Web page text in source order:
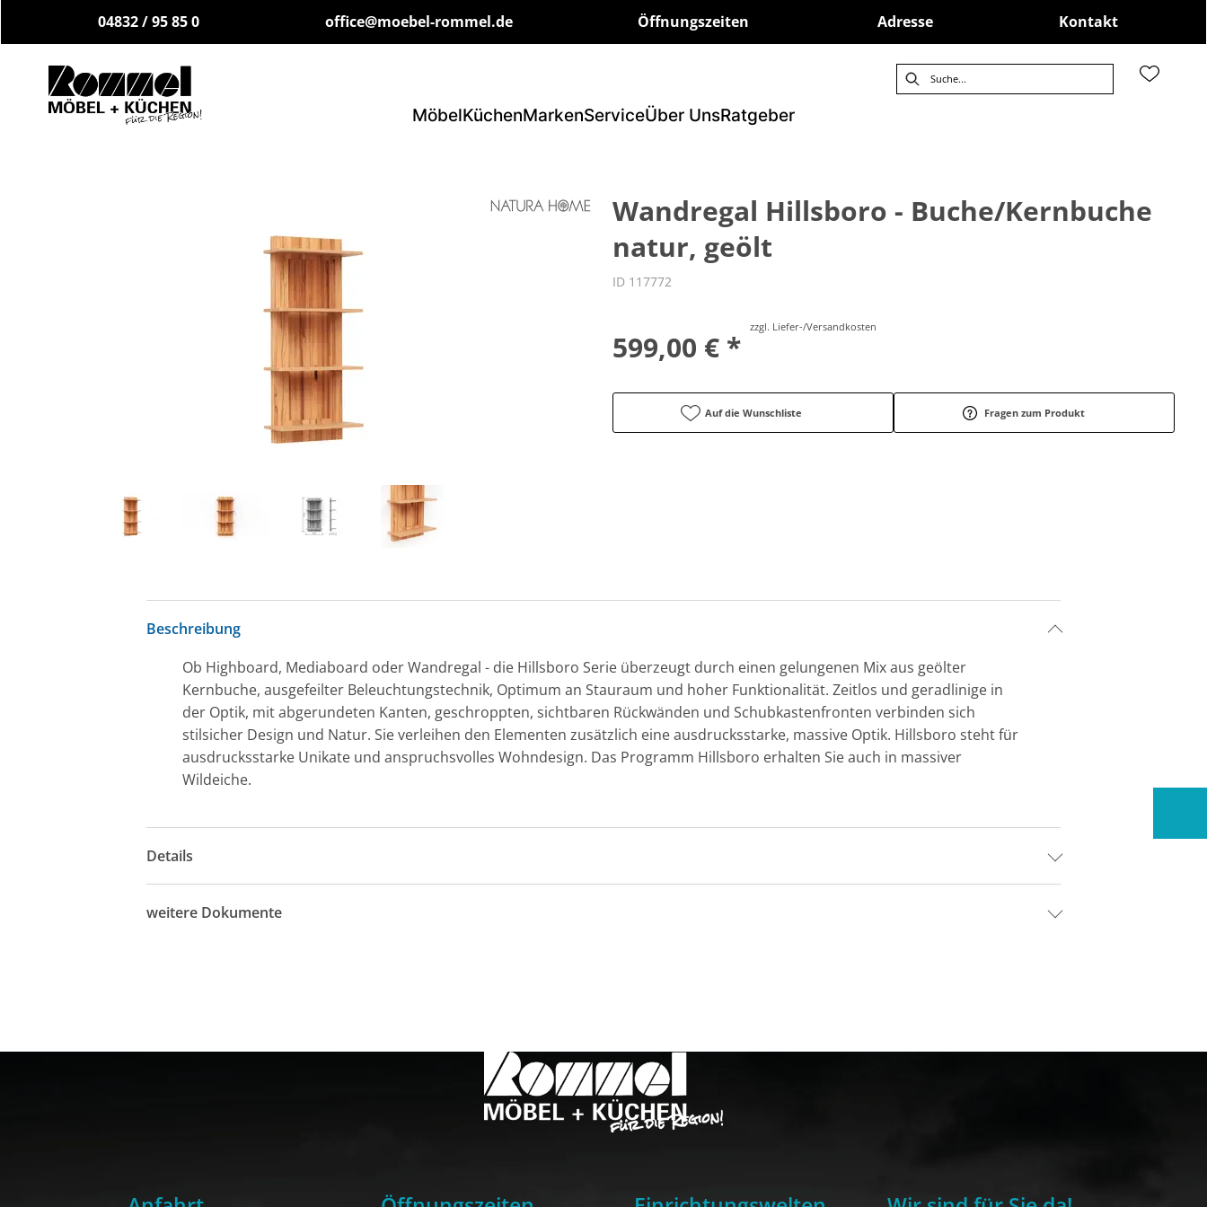
04832 / 95 85 0 office@moebel-rommel.de Öffnungszeiten Adresse Kontakt
MöbelKüchenMarkenServiceÜber UnsRatgeber
Wandregal Hillsboro - Buche/Kernbuche
natur, geölt
ID 117772
599,00 € *
zzgl. Liefer-/Versandkosten
Auf die Wunschliste Fragen zum Produkt
Beschreibung
Ob Highboard, Mediaboard oder Wandregal - die Hillsboro Serie überzeugt durch einen gelungenen Mix aus geölter
Kernbuche, ausgefeilter Beleuchtungstechnik, Optimum an Stauraum und hoher Funktionalität. Zeitlos und geradlinige in
der Optik, mit abgerundeten Kanten, geschroppten, sichtbaren Rückwänden und Schubkastenfronten verbinden sich
stilsicher Design und Natur. Sie verleihen den Elementen zusätzlich eine ausdrucksstarke, massive Optik. Hillsboro steht für
ausdrucksstarke Unikate und anspruchsvolles Wohndesign. Das Programm Hillsboro erhalten Sie auch in massiver
Wildeiche.
Details
weitere Dokumente